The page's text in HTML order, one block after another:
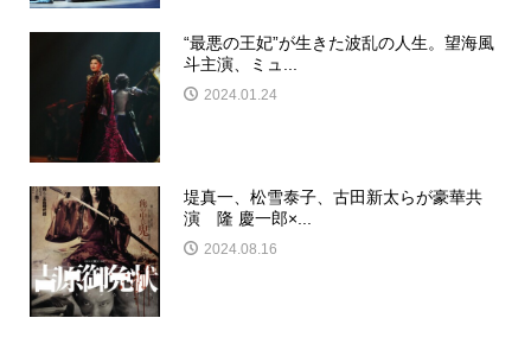
“最悪の王妃”が生きた波乱の人生。望海風
斗主演、ミュ...
2024.01.24
堤真一、松雪泰子、古田新太らが豪華共
演 隆 慶一郎×...
2024.08.16